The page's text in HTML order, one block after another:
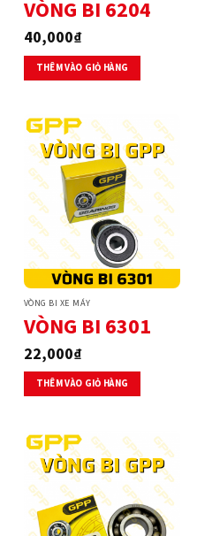
VÒNG BI 6204
40,000₫
THÊM VÀO GIỎ HÀNG
VÒNG BI XE MÁY
VÒNG BI 6301
22,000₫
THÊM VÀO GIỎ HÀNG